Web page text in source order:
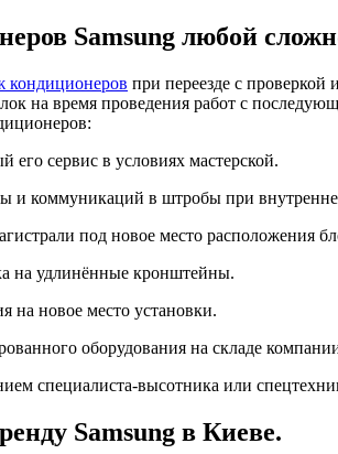
Samsung любой
кондиционеров при переезде с
на время проведения работ с
его сервис в условиях мастерской.
и коммуникаций в штробы при
под новое место расположения
на удлинённые кронштейны.
на новое место установки.
оборудования на складе
специалиста-высотника или
Samsung в Киеве.